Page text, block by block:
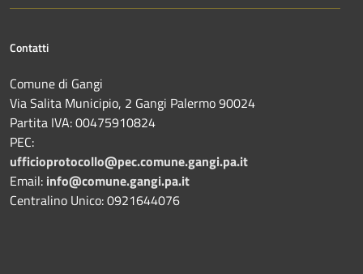
Contatti
Comune di Gangi
Via Salita Municipio, 2 Gangi Palermo 90024
Partita IVA: 00475910824
PEC:
ufficioprotocollo@pec.comune.gangi.pa.it
Email: info@comune.gangi.pa.it
Centralino Unico: 0921644076